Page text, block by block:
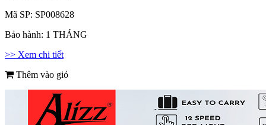
Mã SP: SP008628
Bảo hành: 1 THÁNG
>> Xem chi tiết
Thêm vào giỏ